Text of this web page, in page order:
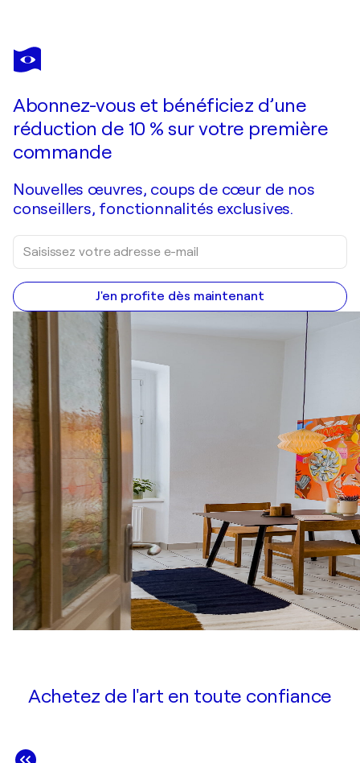
CESARE REGGIANI
La scoperta dell'altrove
Abonnez-vous et bénéficiez d’une
réduction de 10 % sur votre première
commande
Nouvelles œuvres, coups de cœur de nos
conseillers, fonctionnalités exclusives.
J'en profite dès maintenant
Achetez de l'art en toute confiance